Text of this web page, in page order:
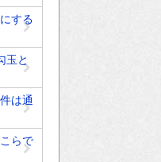
する
玉と
は通
らで